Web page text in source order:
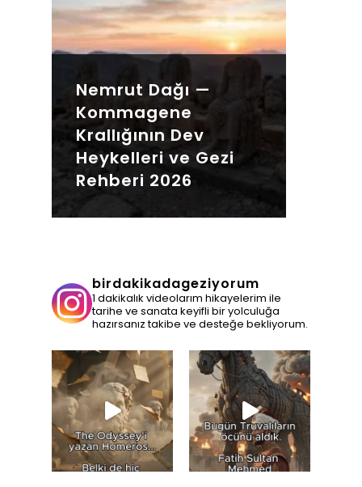
Nemrut Dağı —
Kommagene
Krallığının Dev
Heykelleri ve Gezi
Rehberi 2026
birdakikadageziyorum
1 dakikalık videolarım hikayelerim ile
tarihe ve sanata keyifli bir yolculuğa
hazırsanız takibe ve desteğe bekliyorum.